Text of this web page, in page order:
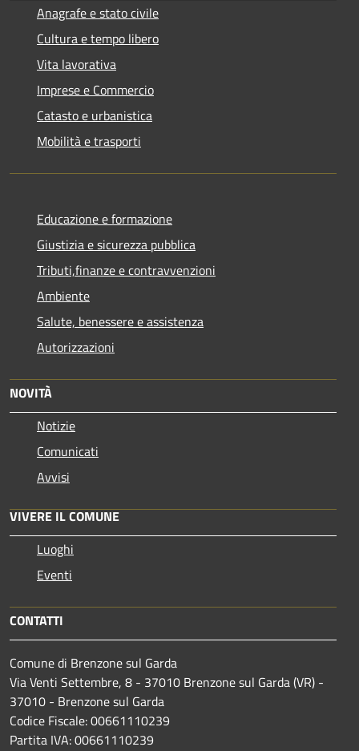
Anagrafe e stato civile
Cultura e tempo libero
Vita lavorativa
Imprese e Commercio
Catasto e urbanistica
Mobilità e trasporti
Educazione e formazione
Giustizia e sicurezza pubblica
Tributi,finanze e contravvenzioni
Ambiente
Salute, benessere e assistenza
Autorizzazioni
NOVITÀ
Notizie
Comunicati
Avvisi
VIVERE IL COMUNE
Luoghi
Eventi
CONTATTI
Comune di Brenzone sul Garda
Via Venti Settembre, 8 - 37010 Brenzone sul Garda (VR) -
37010 - Brenzone sul Garda
Codice Fiscale: 00661110239
Partita IVA: 00661110239